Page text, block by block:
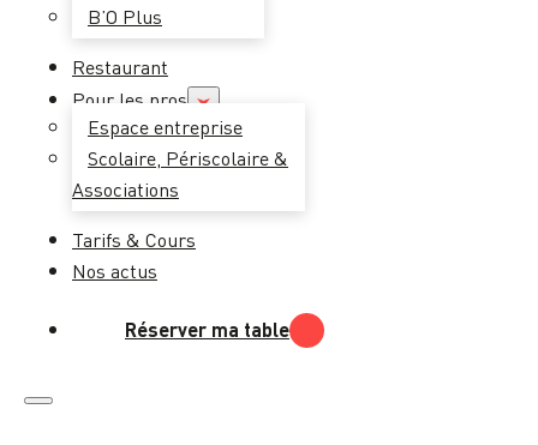
B’O Plus
Restaurant
Pour les pros
Espace entreprise
Scolaire, Périscolaire &
Associations
Tarifs & Cours
Nos actus
Réserver ma table
Je télécharge la
carte